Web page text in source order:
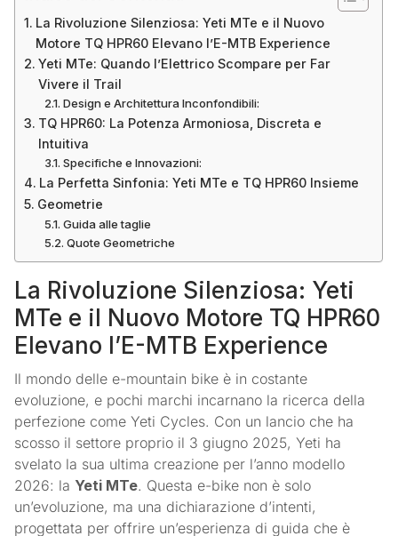
La Rivoluzione Silenziosa: Yeti MTe e il Nuovo
Motore TQ HPR60 Elevano l’E-MTB Experience
Yeti MTe: Quando l’Elettrico Scompare per Far
Vivere il Trail
Design e Architettura Inconfondibili:
TQ HPR60: La Potenza Armoniosa, Discreta e
Intuitiva
Specifiche e Innovazioni:
La Perfetta Sinfonia: Yeti MTe e TQ HPR60 Insieme
Geometrie
Guida alle taglie
Quote Geometriche
La Rivoluzione Silenziosa: Yeti
MTe e il Nuovo Motore TQ HPR60
Elevano l’E-MTB Experience
Il mondo delle e-mountain bike è in costante
evoluzione, e pochi marchi incarnano la ricerca della
perfezione come Yeti Cycles. Con un lancio che ha
scosso il settore proprio il 3 giugno 2025, Yeti ha
svelato la sua ultima creazione per l’anno modello
2026: la Yeti MTe. Questa e-bike non è solo
un’evoluzione, ma una dichiarazione d’intenti,
progettata per offrire un’esperienza di guida che è